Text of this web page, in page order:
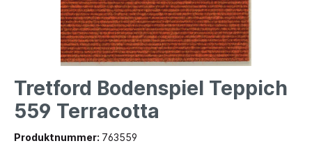
Tretford Bodenspiel Teppich
559 Terracotta
Produktnummer: 763559